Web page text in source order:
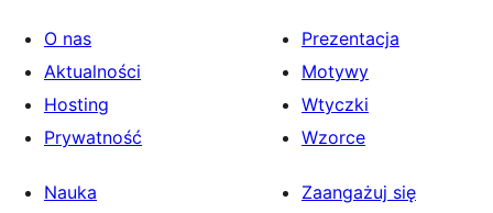
O nas
Aktualności
Hosting
Prywatność
Prezentacja
Motywy
Wtyczki
Wzorce
Nauka
Zaangażuj się